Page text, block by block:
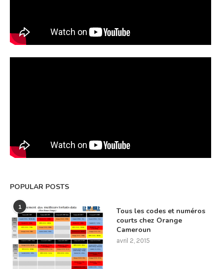
POPULAR POSTS
1
Tous les codes et numéros
courts chez Orange
Cameroun
avril 2, 2015